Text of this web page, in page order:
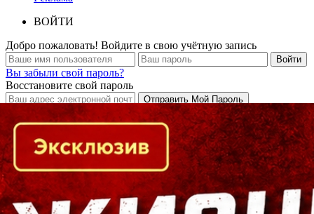
ВОЙТИ
Добро пожаловать! Войдите в свою учётную запись
Вы забыли свой пароль?
Восстановите свой пароль
Кто есть кто в Байкальском регионе